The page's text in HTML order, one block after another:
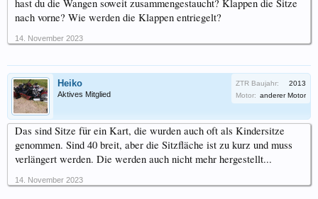
hast du die Wangen soweit zusammengestaucht? Klappen die Sitze
nach vorne? Wie werden die Klappen entriegelt?
14. November 2023
Heiko
Aktives Mitglied
ZTR Baujahr:
2013
Motor: anderer Motor
Das sind Sitze für ein Kart, die wurden auch oft als Kindersitze
genommen. Sind 40 breit, aber die Sitzfläche ist zu kurz und muss
verlängert werden. Die werden auch nicht mehr hergestellt...
14. November 2023